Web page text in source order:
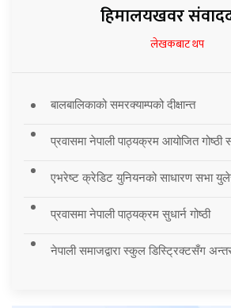
हिमालयखवर
लेखकबाट थप
बालबालिकाको समरक्याम्पको दीक्षान्त
प्रवासमा नेपाली पाठ्यक्रम आयोजित गोष्ठी
एभरेष्ट क्रेडिट युनियनको साधारण सभा
प्रवासमा नेपाली पाठ्यक्रम सुधार्न गोष्ठी
नेपाली समाजद्वारा स्कुल डिस्ट्रिक्टसँग